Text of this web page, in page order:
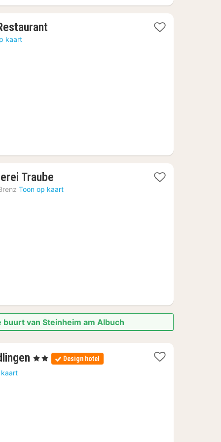
kaart
Traube
nacht
Toon op kaart
van Steinheim am Albuch
2
nachten
, 2 Sterren Design hotel
kaart